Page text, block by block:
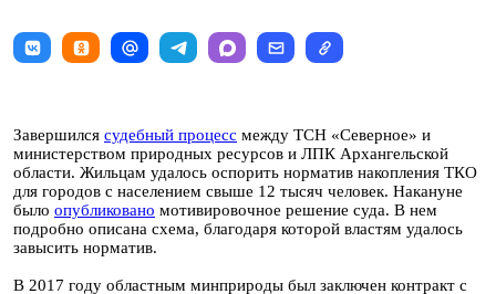
Завершился судебный процесс между ТСН «Северное» и
министерством природных ресурсов и ЛПК Архангельской
области. Жильцам удалось оспорить норматив накопления ТКО
для городов с населением свыше 12 тысяч человек. Накануне
было опубликовано мотивировочное решение суда. В нем
подробно описана схема, благодаря которой властям удалось
завысить норматив.
В 2017 году областным минприроды был заключен контракт с